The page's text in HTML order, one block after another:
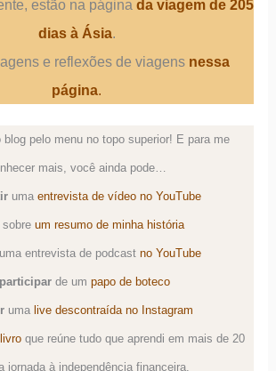
estão na página da viagem de 205
dias à Ásia.
e reflexões de viagens nessa
página.
blog pelo menu no topo superior! E para me
mais, você ainda pode…
uma entrevista de vídeo no YouTube
sobre um resumo de minha história
uma entrevista de podcast no YouTube
participarde um papo de boteco
uma live descontraída no Instagram
que reúne tudo que aprendi em mais de 20
jornada à independência financeira.